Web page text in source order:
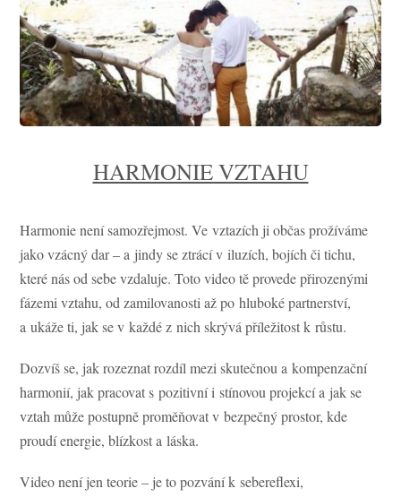
HARMONIE VZTAHU
Harmonie není samozřejmost. Ve vztazích ji občas prožíváme
jako vzácný dar – a jindy se ztrácí v iluzích, bojích či tichu,
které nás od sebe vzdaluje. Toto video tě provede přirozenými
fázemi vztahu, od zamilovanosti až po hluboké partnerství,
a ukáže ti, jak se v každé z nich skrývá příležitost k růstu.
Dozvíš se, jak rozeznat rozdíl mezi skutečnou a kompenzační
harmonií, jak pracovat s pozitivní i stínovou projekcí a jak se
vztah může postupně proměňovat v bezpečný prostor, kde
proudí energie, blízkost a láska.
Video není jen teorie – je to pozvání k sebereflexi,